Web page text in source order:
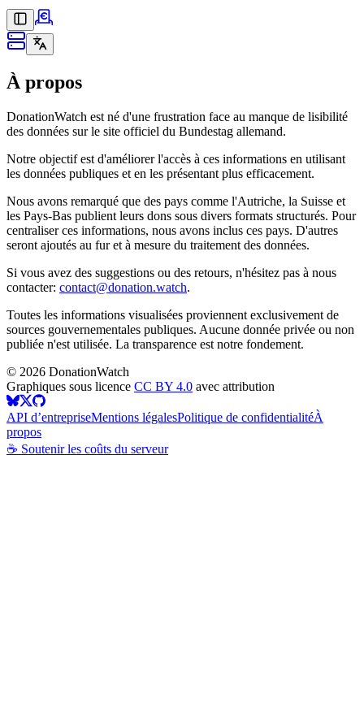
À propos
DonationWatch est né d'une frustration face au manque de lisibilité
des données sur le site officiel du Bundestag allemand.
Notre objectif est d'améliorer l'accès à ces informations en utilisant
les données publiques et en les présentant plus efficacement.
Nous avons remarqué que des pays comme l'Autriche, la Suisse et
les Pays-Bas publient leurs dons sous divers formats structurés. Pour
centraliser ces informations, nous avons inclus ces pays. D'autres
seront ajoutés au fur et à mesure du traitement des données.
Si vous avez des suggestions ou des retours, n'hésitez pas à nous
contacter: contact@donation.watch.
Toutes les informations visualisées proviennent exclusivement de
sources gouvernementales publiques. Aucune donnée privée ou non
publiée n'est utilisée. La transparence est notre fondement.
© 2026 DonationWatch
Graphiques sous licence CC BY 4.0 avec attribution
API d’entrepriseMentions légalesPolitique de confidentialitéÀ
propos
☕ Soutenir les coûts du serveur